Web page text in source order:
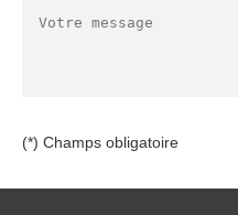
(*) Champs obligatoire